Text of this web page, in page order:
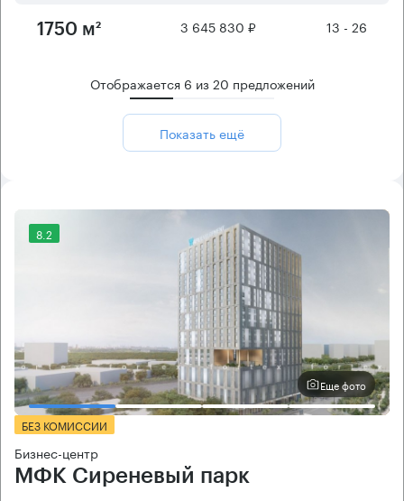
1750 м² 3 645 830 ₽ 13 - 26
Отображается 6 из20 предложений
Показать ещё
8.2
Еще фото
БЕЗ КОМИССИИ
Бизнес-центр
МФК Сиреневый парк